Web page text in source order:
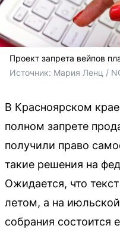
Проект запрета вейпов
Источник: Мария Ленц /
В Красноярском крае
полном запрете
получили право
такие решения на
Ожидается, что
летом, а на
собрания состоится